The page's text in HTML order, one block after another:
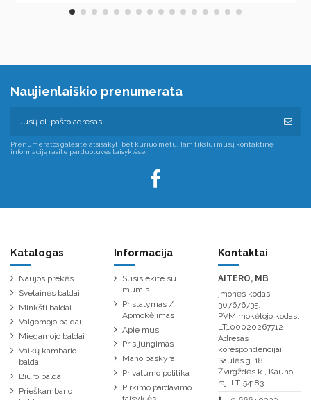
Naujienlaiškio prenumerata
Prenumeratos galėsite atsisakyti bet kuriuo metu. Tam tikslui mūsų kontaktinę
informaciją rasite parduotuvės taisyklėse.
Katalogas
Naujos prekės
Svetainės baldai
Minkšti baldai
Valgomojo baldai
Miegamojo baldai
Vaikų kambario
baldai
Biuro baldai
Prieškambario
Informacija
Susisiekite su
mumis
Pristatymas /
Apmokėjimas
Apie mus
Prisijungimas
Mano paskyra
Privatumo politika
Pirkimo pardavimo
Kontaktai
AITERO, MB
Įmonės kodas:
307676735,
PVM mokėtojo kodas:
LT100020267712
Adresas
korespondencijai:
Saulės g. 18,
Žvirgždės k., Kauno
raj. LT-54183